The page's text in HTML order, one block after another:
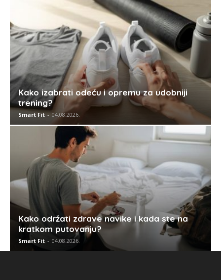
Kako izabrati odeću i opremu za udobniji
trening?
Smart Fit - 04.08.2026.
Kako održati zdrave navike i kada ste na
kratkom putovanju?
Smart Fit - 04.08.2026.